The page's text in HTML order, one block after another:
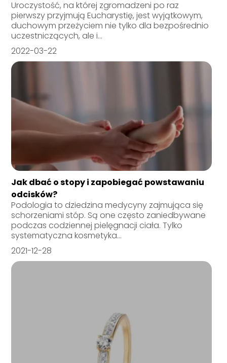
Uroczystość, na której zgromadzeni po raz
pierwszy przyjmują Eucharystię, jest wyjątkowym,
duchowym przeżyciem nie tylko dla bezpośrednio
uczestniczących, ale i...
2022-03-22
Jak dbać o stopy i zapobiegać powstawaniu
odcisków?
Podologia to dziedzina medycyny zajmująca się
schorzeniami stóp. Są one często zaniedbywane
podczas codziennej pielęgnacji ciała. Tylko
systematyczna kosmetyka...
2021-12-28